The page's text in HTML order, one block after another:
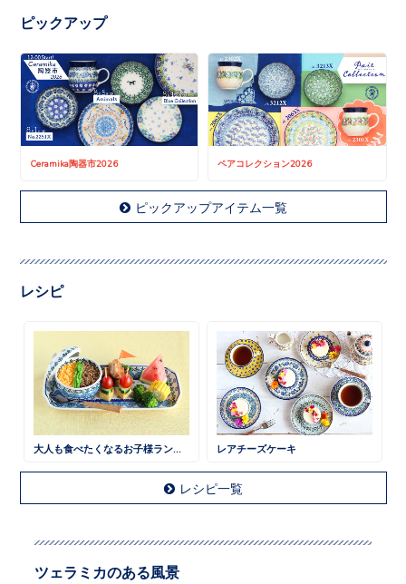
ピックアップ
Ceramika陶器市2026 ペアコレクション2026
ピックアップアイテム一覧
レシピ
大人も食べたくなるお子様ランチ 鶏そぼろごはん レアチーズケーキ
レシピ一覧
ツェラミカのある風景